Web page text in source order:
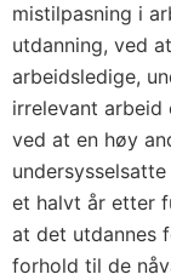
mistilpasning i
utdanning, ved
arbeidsledige,
irrelevant
ved at en høy
et halvt år etter
at det utdannes
forhold til de